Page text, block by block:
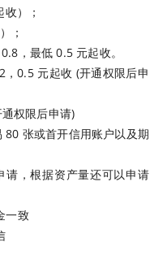
）；
；
，最低 0.5 元起收。
0.5 元起收 (开通权限后申
权限后申请)
张或首开信用账户以及期
请，根据资产量还可以申请
一致